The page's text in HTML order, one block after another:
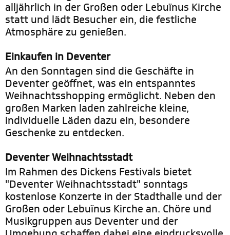
alljährlich in der Großen oder Lebuïnus Kirche
statt und lädt Besucher ein, die festliche
Atmosphäre zu genießen.
Einkaufen in Deventer
An den Sonntagen sind die Geschäfte in
Deventer geöffnet, was ein entspanntes
Weihnachtsshopping ermöglicht. Neben den
großen Marken laden zahlreiche kleine,
individuelle Läden dazu ein, besondere
Geschenke zu entdecken.
Deventer Weihnachtsstadt
Im Rahmen des Dickens Festivals bietet
"Deventer Weihnachtsstadt" sonntags
kostenlose Konzerte in der Stadthalle und der
Großen oder Lebuïnus Kirche an. Chöre und
Musikgruppen aus Deventer und der